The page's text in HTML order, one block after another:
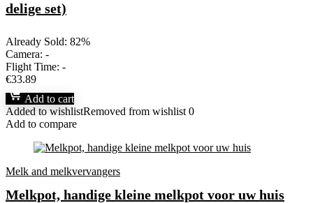
delige set)
Already Sold: 82%
Camera: -
Flight Time: -
€33.89
Add to cart
Added to wishlistRemoved from wishlist 0
Add to compare
Melk and melkvervangers
Melkpot, handige kleine melkpot voor uw huis